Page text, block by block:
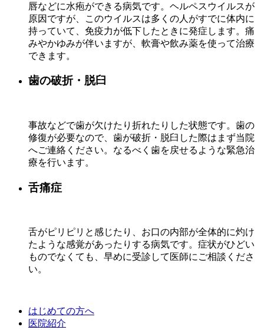
唇などに水疱ができる病気です。ヘルペスウイルスが
原因ですが、このウイルスは多くの人がすでに体内に
持っていて、免疫力が低下したときに発症します。痛
みやかゆみが伴いますが、軟膏や飲み薬を使って治療
できます。
歯の破折・脱臼
事故などで歯が欠けたり折れたりした状態です。歯の
修復が必要なので、歯が破折・脱臼した際はまず当院
へご連絡ください。なるべく歯を戻せるような緊急治
療を行います。
舌痛症
舌がピリピリと感じたり、お口の内部が全体的に灼け
たような感覚があったりする病気です。症状がひどい
ものでなくても、早めに受診して医師にご相談くださ
い。
はじめての方へ
医院紹介